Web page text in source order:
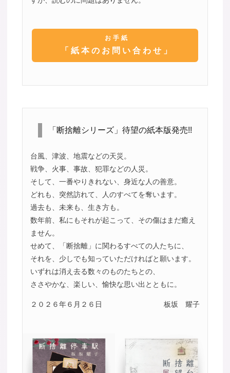
お手紙
「紙本のお問い合わせ」
「断捨離シリーズ」待望の紙本版発売!!
台風、津波、地震などの天災。
戦争、火事、事故、犯罪などの人災。
そして、一番やりきれない、身近な人の善意。
どれも、突然訪れて、人のすべてを奪います。
過去も、未来も、生き方も。
数年前、私にもそれが起こって、その傷はまだ癒え
ません。
せめて、「断捨離」に関わるすべての人たちに、
それを、少しでも知っていただければと願います。
いずれは消え去る数々のものたちとの、
ささやかな、楽しい、愉快な思い出とともに。
２０２６年６月２６日 板坂 耀子